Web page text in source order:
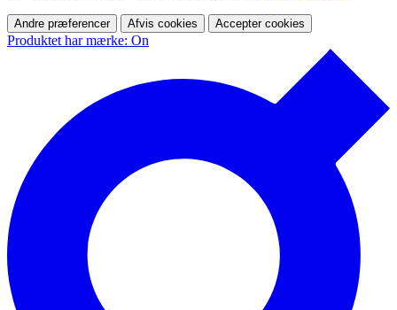
Andre præferencer Afvis cookies Accepter cookies
Produktet har mærke: On